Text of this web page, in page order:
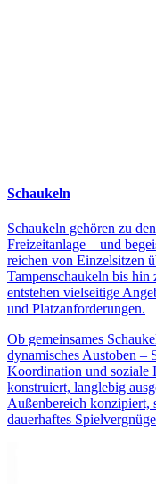
Schaukeln
Schaukeln gehören zu
Freizeitanlage – und
reichen von Einzelsitzen
Tampenschaukeln bis hin
entstehen vielseitige
und Platzanforderungen.
Ob gemeinsames
dynamisches Austoben –
Koordination und soziale
konstruiert, langlebig
Außenbereich konzipiert,
dauerhaftes